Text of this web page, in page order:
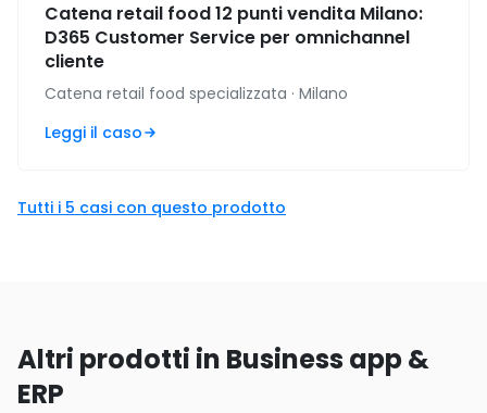
Catena retail food 12 punti vendita Milano:
D365 Customer Service per omnichannel
cliente
Catena retail food specializzata · Milano
Leggi il caso
Tutti i 5 casi con questo prodotto
Altri prodotti in Business app &
ERP